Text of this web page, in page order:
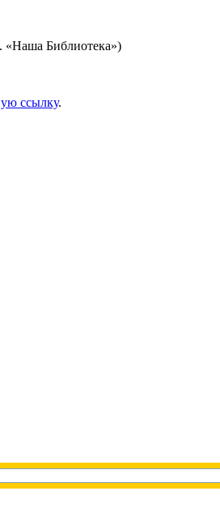
Библиотека»)
ссылку.